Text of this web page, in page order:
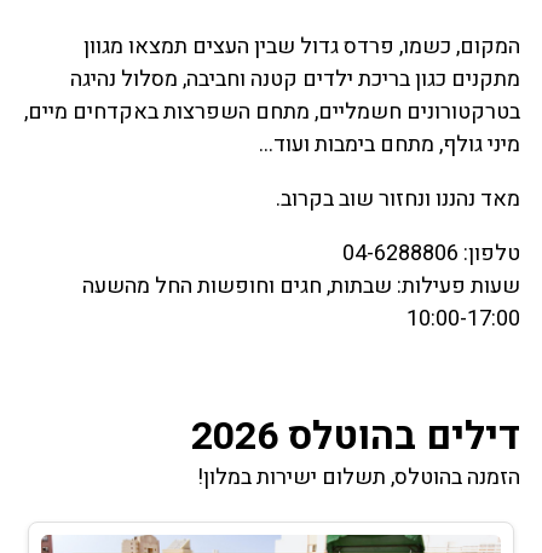
המקום, כשמו, פרדס גדול שבין העצים תמצאו מגוון
מתקנים כגון בריכת ילדים קטנה וחביבה, מסלול נהיגה
בטרקטורונים חשמליים, מתחם השפרצות באקדחים מיים,
מיני גולף, מתחם בימבות ועוד…
מאד נהננו ונחזור שוב בקרוב.
טלפון: 04-6288806
שעות פעילות: שבתות, חגים וחופשות החל מהשעה
10:00-17:00
דילים בהוטלס 2026
הזמנה בהוטלס, תשלום ישירות במלון!